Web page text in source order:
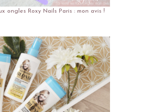
ongles Roxy Nails Paris : mon avis !